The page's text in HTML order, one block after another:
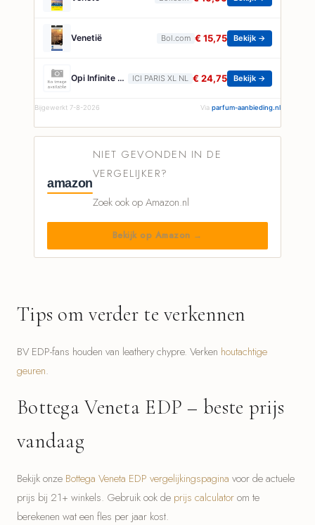
Venetië Bol.com € 15,75 Bekijk →
Opi Infinite Shine Opi - Infinite Shine Classic Colors Infinite Shine GOOD REDPUTATION ICI PARIS XL NL € 24,75 Bekijk →
Bijgewerkt 7-8-2026 Via parfum-aanbieding.nl
amazon
NIET GEVONDEN IN DE
VERGELIJKER?
Zoek ook op Amazon.nl
Bekijk op Amazon →
Tips om verder te verkennen
BV EDP-fans houden van leathery chypre. Verken houtachtige
geuren.
Bottega Veneta EDP – beste prijs
vandaag
Bekijk onze Bottega Veneta EDP vergelijkingspagina voor de actuele
prijs bij 21+ winkels. Gebruik ook de prijs calculatorom te
berekenen wat een fles per jaar kost.